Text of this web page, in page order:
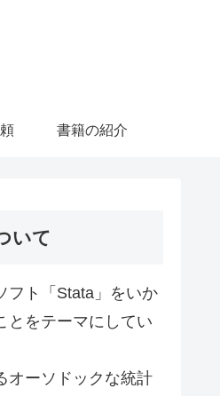
書籍の紹介
いて
フト「Stata」をいか
とをテーマにしてい
オーソドックな統計